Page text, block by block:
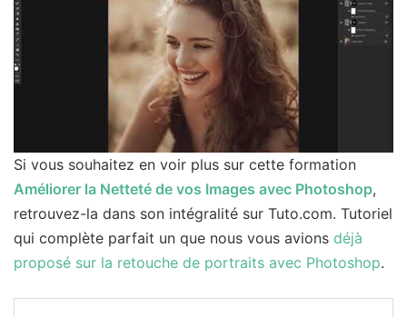
Si vous souhaitez en voir plus sur cette formation
Améliorer la Netteté de vos Images avec Photoshop,
retrouvez-la dans son intégralité sur Tuto.com. Tutoriel
qui complète parfait un que nous vous avions déjà
proposé sur la retouche de portraits avec Photoshop.